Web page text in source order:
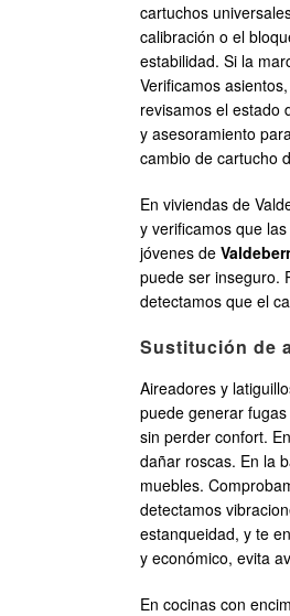
cartuchos
calibración o el
estabilidad. Si la
Verificamos
revisamos el estado
y asesoramiento
cambio de cartucho
En viviendas de
y verificamos que
jóvenes de
puede ser inseguro.
detectamos que el
Sustitución de
Aireadores y
puede generar
sin perder confort.
dañar roscas. En la
muebles.
detectamos
estanqueidad, y te
y económico, evita
En cocinas con